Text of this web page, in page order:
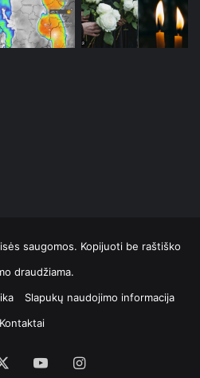
saugomos. Kopijuoti be raštiško
draudžiama.
Slapukų naudojimo informacija
Kontaktai
YouTubeInstagram